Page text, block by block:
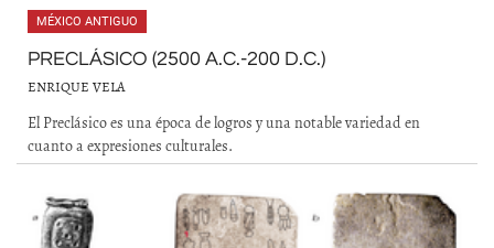
MÉXICO ANTIGUO
PRECLÁSICO (2500 A.C.-200 D.C.)
ENRIQUE VELA
El Preclásico es una época de logros y una notable variedad en
cuanto a expresiones culturales.